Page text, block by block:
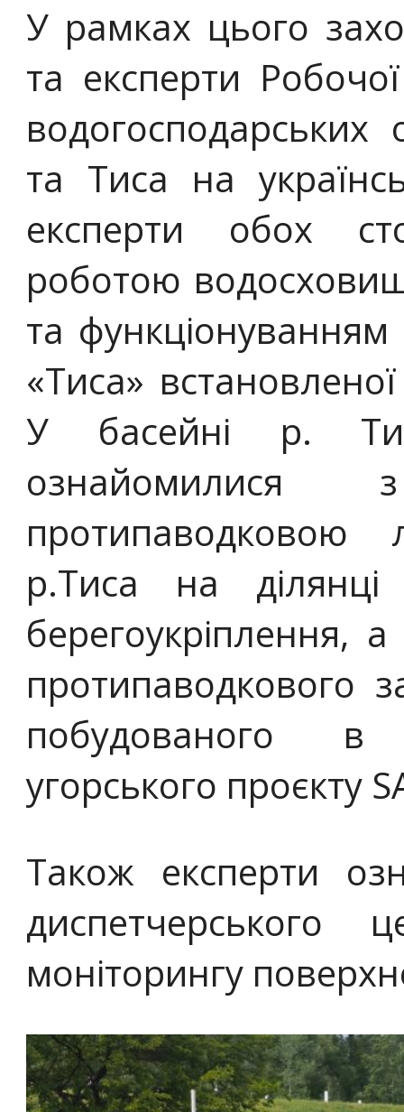
У рамках цього
та експерти
водогосподарських
та Тиса на
експерти обох
роботою
та функціонуванням
«Тиса»
У басейні р.
ознайомилися
протипаводковою
р.Тиса на
берегоукріплення,
протипаводкового
побудованого в
угорського проєкту
Також експерти
диспетчерського
моніторингу